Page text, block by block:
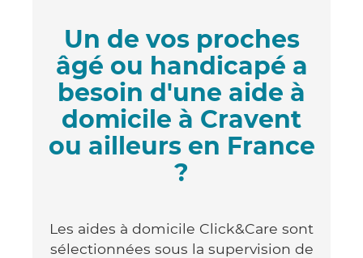
Un de vos proches
âgé ou handicapé a
besoin d'une aide à
domicile à Cravent
ou ailleurs en France
?
Les aides à domicile Click&Care sont
sélectionnées sous la supervision de